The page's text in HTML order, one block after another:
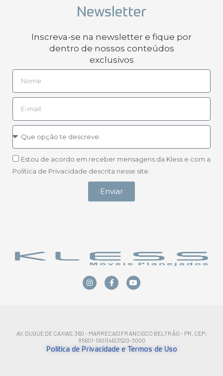
Newsletter
Inscreva-se na newsletter e fique por
dentro de nossos conteúdos
exclusivos
Estou de acordo em receber mensagens da Kless e com a
Política de Privacidade descrita nesse site.
Enviar
AV. DUQUE DE CAXIAS, 360 - MARRECAS | FRANCISCO BELTRÃO - PR, CEP:
85601-190 | (46) 3520-3000
Política de Privacidade e Termos de Uso